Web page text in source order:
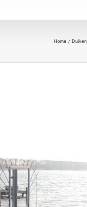
Home Duiken